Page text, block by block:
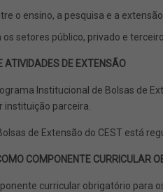
o ensino, a pesquisa e a
setores público, privado e
ATIVIDADES DE EXTENSÃO
Institucional de Bolsas de
instituição parceira.
de Extensão do CEST está
COMPONENTE CURRICULAR
curricular obrigatório para